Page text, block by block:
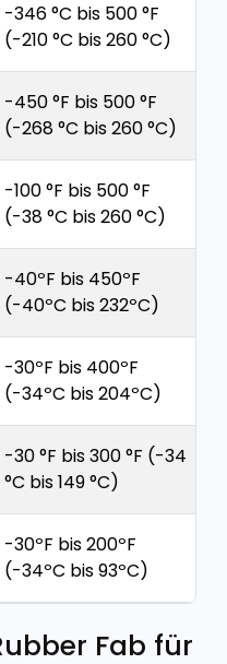
-346 °C bis 500 °F
(-210 °C bis 260 °C)
-450 °F bis 500 °F
(-268 °C bis 260 °C)
-100 °F bis 500 °F
(-38 °C bis 260 °C)
-40ºF bis 450ºF
(-40ºC bis 232ºC)
-30ºF bis 400ºF
(-34ºC bis 204ºC)
-30 °F bis 300 °F (-34
°C bis 149 °C)
-30ºF bis 200ºF
(-34ºC bis 93ºC)
Fab für